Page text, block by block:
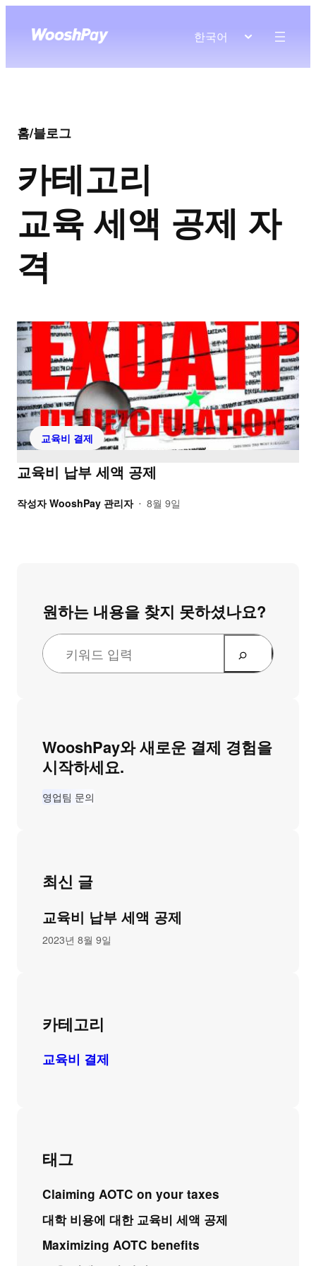
한국어
홈/블로그
카테고리
교육 세액 공제 자
격
교육비 결제
교육비 납부 세액 공제
작성자 WooshPay 관리자 • 8월 9일
원하는 내용을 찾지 못하셨나요?
WooshPay와 새로운 결제 경험을
시작하세요.
영업팀 문의
최신 글
교육비 납부 세액 공제
2023년 8월 9일
카테고리
교육비 결제
태그
Claiming AOTC on your taxes
대학 비용에 대한 교육비 세액 공제
Maximizing AOTC benefits